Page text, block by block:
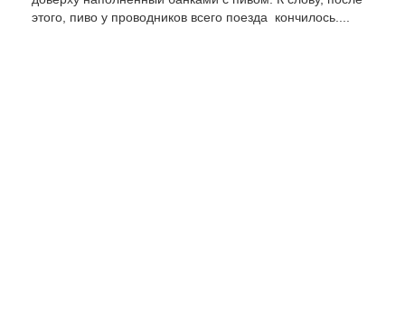
этого, пиво у проводников всего поезда кончилось....